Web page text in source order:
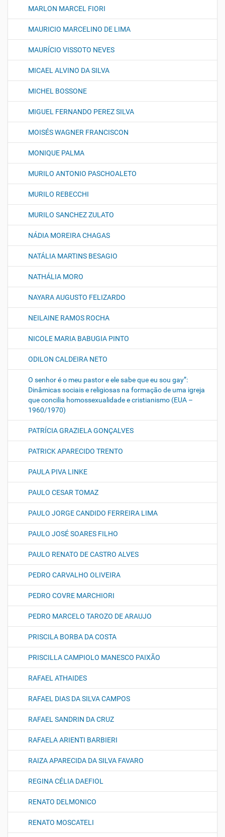
MARLON MARCEL FIORI
MAURICIO MARCELINO DE LIMA
MAURÍCIO VISSOTO NEVES
MICAEL ALVINO DA SILVA
MICHEL BOSSONE
MIGUEL FERNANDO PEREZ SILVA
MOISÉS WAGNER FRANCISCON
MONIQUE PALMA
MURILO ANTONIO PASCHOALETO
MURILO REBECCHI
MURILO SANCHEZ ZULATO
NÁDIA MOREIRA CHAGAS
NATÁLIA MARTINS BESAGIO
NATHÁLIA MORO
NAYARA AUGUSTO FELIZARDO
NEILAINE RAMOS ROCHA
NICOLE MARIA BABUGIA PINTO
ODILON CALDEIRA NETO
O senhor é o meu pastor e ele sabe que eu sou gay”:
Dinâmicas sociais e religiosas na formação de uma igreja
que concilia homossexualidade e cristianismo (EUA –
1960/1970)
PATRÍCIA GRAZIELA GONÇALVES
PATRICK APARECIDO TRENTO
PAULA PIVA LINKE
PAULO CESAR TOMAZ
PAULO JORGE CANDIDO FERREIRA LIMA
PAULO JOSÉ SOARES FILHO
PAULO RENATO DE CASTRO ALVES
PEDRO CARVALHO OLIVEIRA
PEDRO COVRE MARCHIORI
PEDRO MARCELO TAROZO DE ARAUJO
PRISCILA BORBA DA COSTA
PRISCILLA CAMPIOLO MANESCO PAIXÃO
RAFAEL ATHAIDES
RAFAEL DIAS DA SILVA CAMPOS
RAFAEL SANDRIN DA CRUZ
RAFAELA ARIENTI BARBIERI
RAIZA APARECIDA DA SILVA FAVARO
REGINA CÉLIA DAEFIOL
RENATO DELMONICO
RENATO MOSCATELI